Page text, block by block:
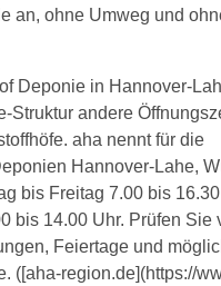
an, ohne Umweg und
Deponie in Hannover-
Struktur andere
aha nennt für die
Hannover-Lahe,
bis Freitag 7.00 bis
bis 14.00 Uhr. Prüfen Sie
Feiertage und
([aha-region.de](https://